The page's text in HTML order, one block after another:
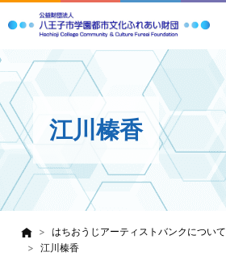
江川榛香
はちおうじアーティストバンクについて
江川榛香